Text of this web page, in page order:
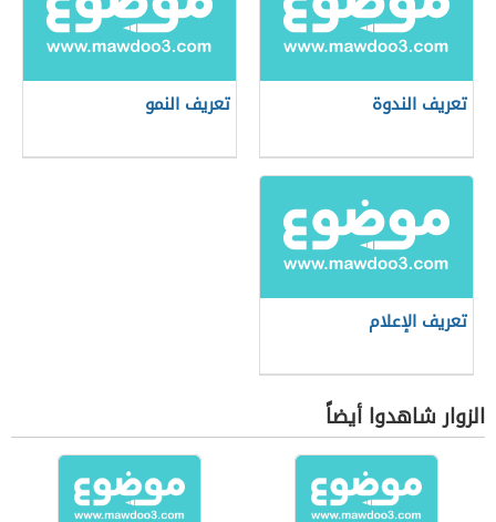
تعريف الندوة تعريف النمو
تعريف الإعلام
الزوار شاهدوا أيضاً